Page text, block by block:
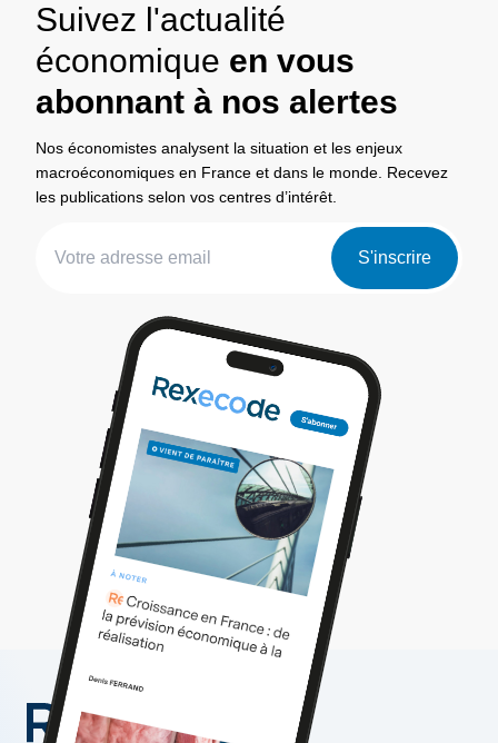
Suivez l'actualité
économique en vous
abonnant à nos alertes
Nos économistes analysent la situation et les enjeux
macroéconomiques en France et dans le monde. Recevez
les publications selon vos centres d’intérêt.
S'inscrire